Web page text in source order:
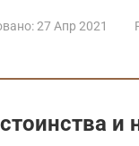
27 Апр 2021
и